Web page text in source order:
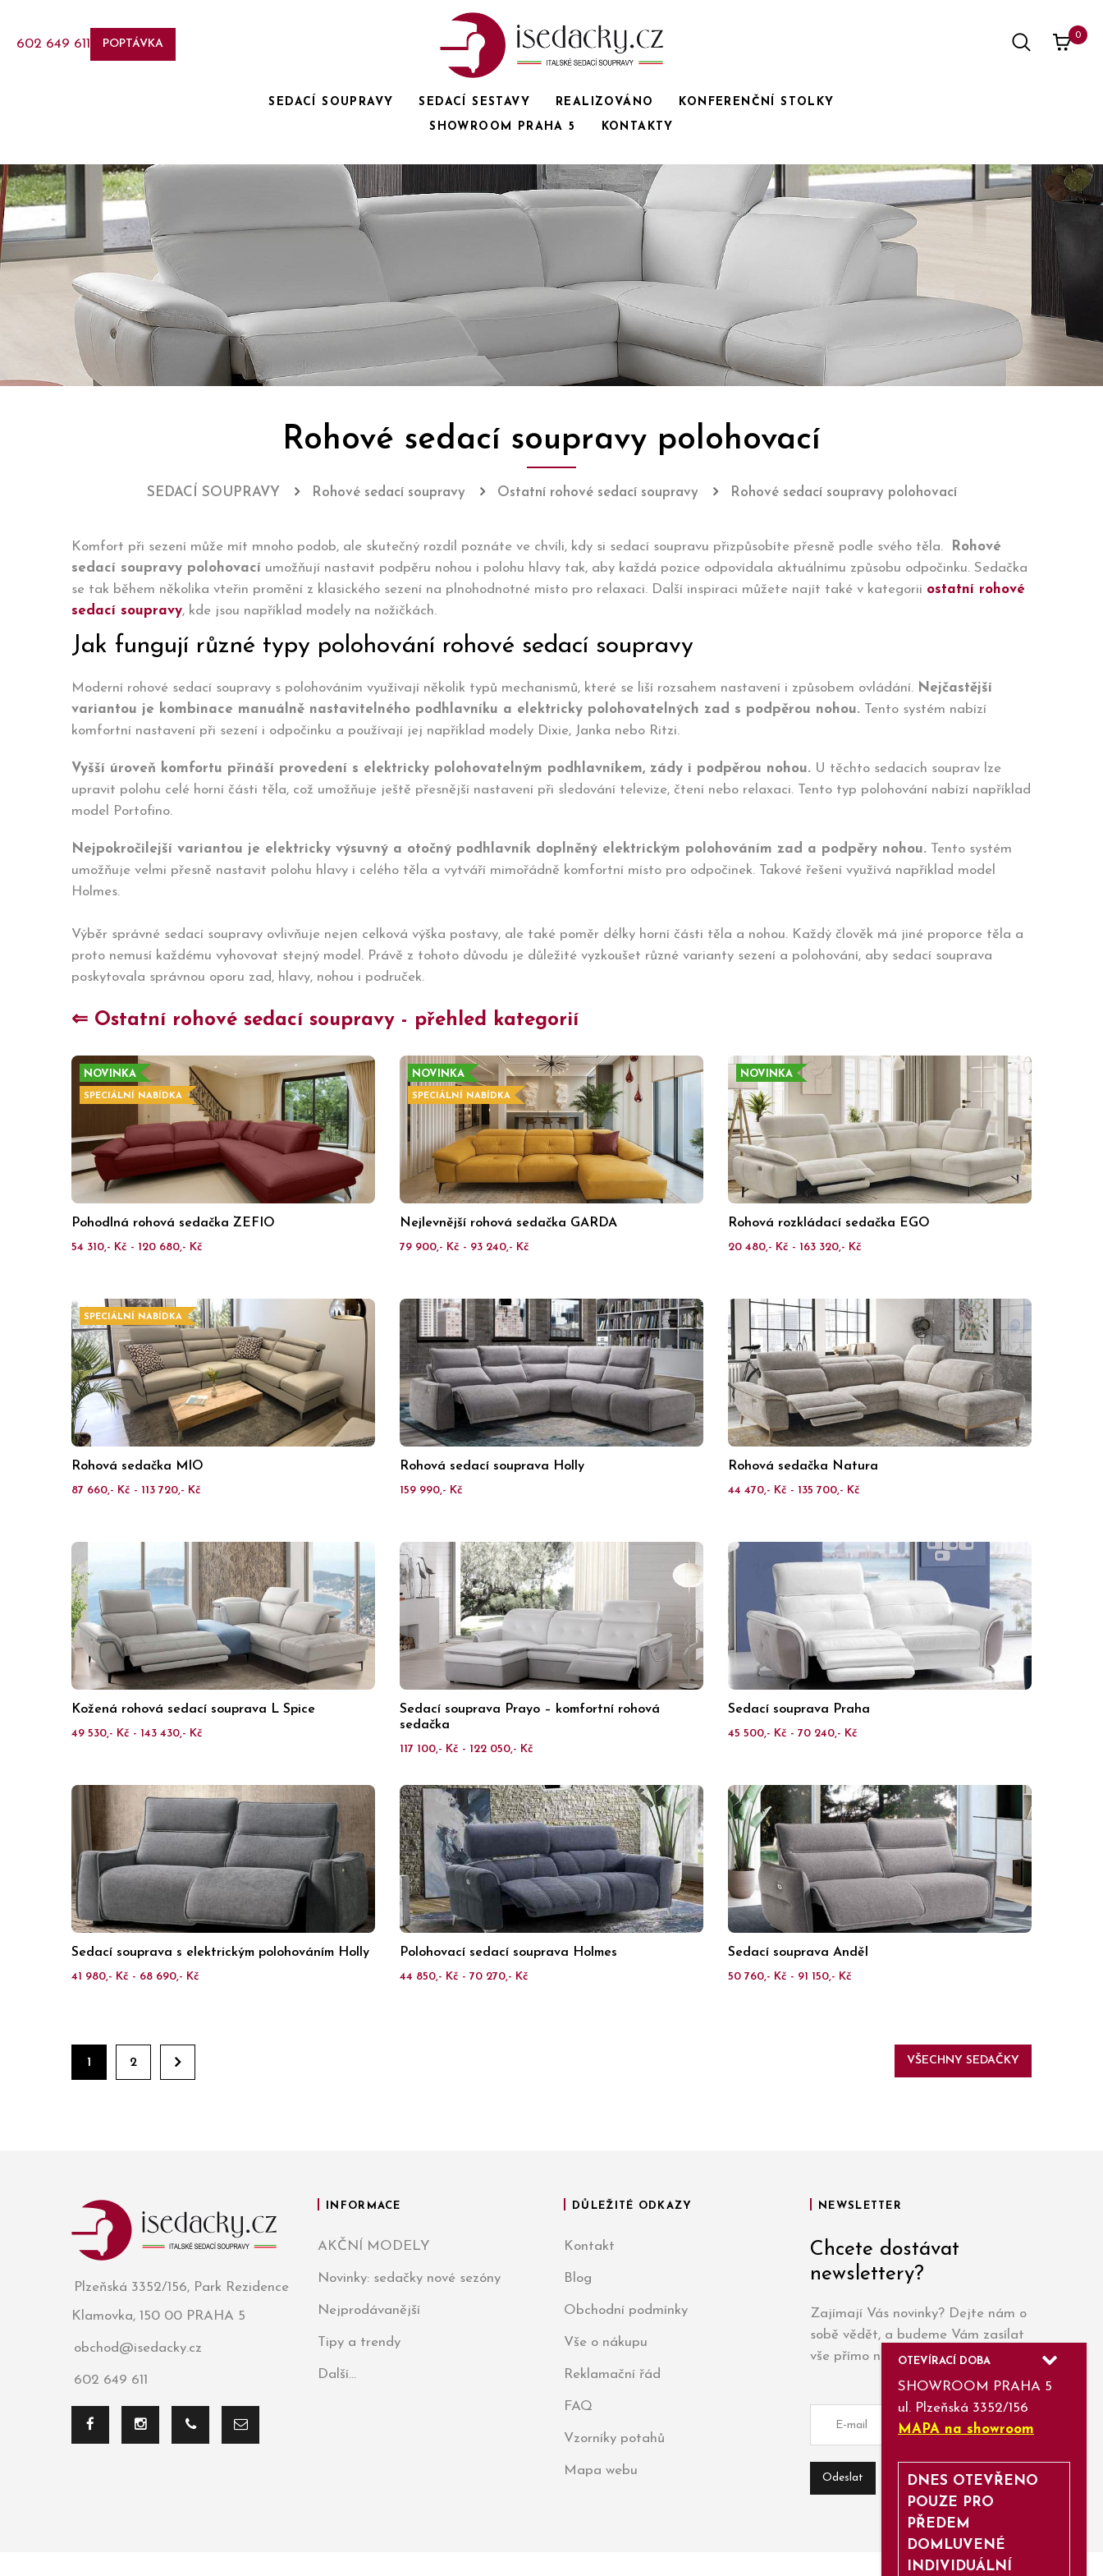
602 649 611 POPTÁVKA
SEDACÍ SOUPRAVY SEDACÍ SESTAVY REALIZOVÁNO
KONFERENČNÍ STOLKY
SHOWROOM PRAHA 5
KONTAKTY
0
Rohové sedací soupravy polohovací
SEDACÍ SOUPRAVY Rohové sedací soupravy Ostatní rohové sedací soupravy Rohové sedací soupravy polohovací
Komfort při sezení může mít mnoho podob, ale skutečný rozdíl poznáte ve chvíli, kdy si sedací soupravu přizpůsobíte přesně podle svého těla.
Rohové
sedací soupravy polohovací umožňují nastavit podpěru nohou i polohu hlavy tak, aby každá pozice odpovídala aktuálnímu způsobu odpočinku. Sedačka
se tak během několika vteřin promění z klasického sezení na plnohodnotné místo pro relaxaci. Další inspiraci můžete najít také v kategorii ostatní rohové
sedací soupravy, kde jsou například modely na nožičkách.
Jak fungují různé typy polohování rohové sedací soupravy
Moderní rohové sedací soupravy s polohováním využívají několik typů mechanismů, které se liší rozsahem nastavení i způsobem ovládání. Nejčastější
variantou je kombinace manuálně nastavitelného podhlavníku a elektricky polohovatelných zad s podpěrou nohou. Tento systém nabízí
komfortní nastavení při sezení i odpočinku a používají jej například modely Dixie, Janka nebo Ritzi.
Vyšší úroveň komfortu přináší provedení s elektricky polohovatelným podhlavníkem, zády i podpěrou nohou. U těchto sedacích souprav lze
upravit polohu celé horní části těla, což umožňuje ještě přesnější nastavení při sledování televize, čtení nebo relaxaci. Tento typ polohování nabízí například
model Portofino.
Nejpokročilejší variantou je elektricky výsuvný a otočný podhlavník doplněný elektrickým polohováním zad a podpěry nohou. Tento systém
umožňuje velmi přesně nastavit polohu hlavy i celého těla a vytváří mimořádně komfortní místo pro odpočinek. Takové řešení využívá například model
Holmes.
Výběr správné sedací soupravy ovlivňuje nejen celková výška postavy, ale také poměr délky horní části těla a nohou. Každý člověk má jiné proporce těla a
proto nemusí každému vyhovovat stejný model. Právě z tohoto důvodu je důležité vyzkoušet různé varianty sezení a polohování, aby sedací souprava
poskytovala správnou oporu zad, hlavy, nohou i područek.
⇐ Ostatní rohové sedací soupravy - přehled kategorií
NOVINKA
SPECIÁLNÍ NABÍDKA
Pohodlná rohová sedačka ZEFIO
54 310,- Kč - 120 680,- Kč
NOVINKA
SPECIÁLNÍ NABÍDKA
Nejlevnější rohová sedačka GARDA
79 900,- Kč - 93 240,- Kč
NOVINKA
Rohová rozkládací sedačka EGO
20 480,- Kč - 163 320,- Kč
SPECIÁLNÍ NABÍDKA
Rohová sedačka MIO
87 660,- Kč - 113 720,- Kč
Rohová sedací souprava Holly
159 990,- Kč
Rohová sedačka Natura
44 470,- Kč - 135 700,- Kč
Kožená rohová sedací souprava L Spice
49 530,- Kč - 143 430,- Kč
Sedací souprava Prayo – komfortní rohová
sedačka
117 100,- Kč - 122 050,- Kč
Sedací souprava Praha
45 500,- Kč - 70 240,- Kč
Sedací souprava s elektrickým polohováním Holly
41 980,- Kč - 68 690,- Kč
Polohovací sedací souprava Holmes
44 850,- Kč - 70 270,- Kč
Sedací souprava Anděl
50 760,- Kč - 91 150,- Kč
1 2 VŠECHNY SEDAČKY
Plzeňská 3352/156, Park Rezidence
Klamovka, 150 00 PRAHA 5
obchod@isedacky.cz
602 649 611
INFORMACE
AKČNÍ MODELY
Novinky: sedačky nové sezóny
Nejprodávanější
Tipy a trendy
Další...
DŮLEŽITÉ ODKAZY
Kontakt
Blog
Obchodní podmínky
Vše o nákupu
Reklamační řád
FAQ
Vzorníky potahů
Mapa webu
NEWSLETTER
Chcete dostávat
newslettery?
Zajímají Vás novinky? Dejte nám o
sobě vědět, a budeme Vám zasílat
vše přímo na e-mail.OTEVÍRACÍ DOBA
SHOWROOM PRAHA 5
ul. Plzeňská 3352/156
MAPA na showroom
DNES OTEVŘENO
POUZE PRO
PŘEDEM
DOMLUVENÉ
INDIVIDUÁLNÍ